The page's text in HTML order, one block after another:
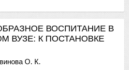
ВОСПИТАНИЕ В
ВУЗЕ: К ПОСТАНОВКЕ
О. К.